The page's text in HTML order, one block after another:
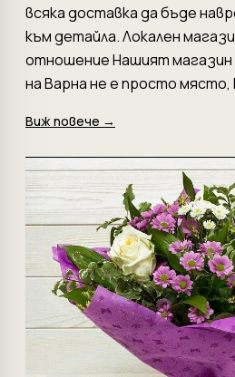
всяка доставка да бъде
към детайла. Локален
отношение Нашият
на Варна не е просто
Виж повече →